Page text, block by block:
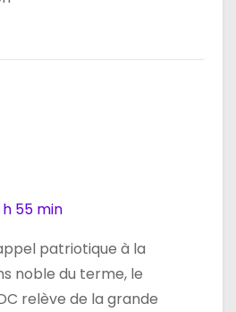
h 55 min
patriotique à la
noble du terme, le
relève de la grande